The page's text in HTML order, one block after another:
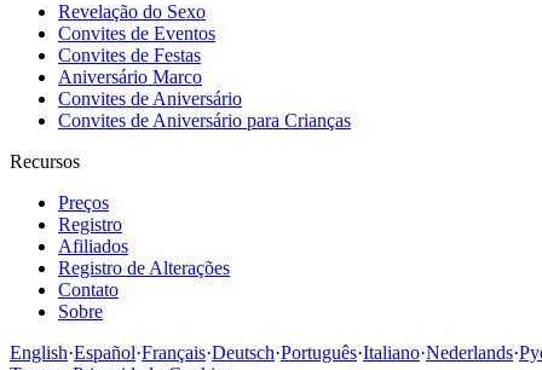
Revelação do Sexo
Convites de Eventos
Convites de Festas
Aniversário Marco
Convites de Aniversário
Convites de Aniversário para Crianças
Recursos
Preços
Registro
Afiliados
Registro de Alterações
Contato
Sobre
English·Español·Français·Deutsch·Português·Italiano·Nederlands·